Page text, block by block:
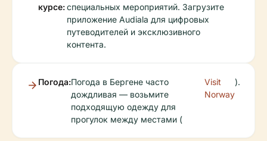
курсе:специальных мероприятий. Загрузите
приложение Audiala для цифровых
путеводителей и эксклюзивного
контента.
Погода:Погода в Бергене часто
дождливая — возьмите
подходящую одежду для
прогулок между местами (
Visit
Norway
).